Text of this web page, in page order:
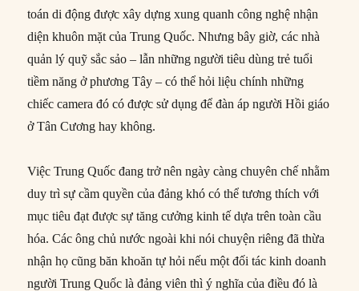
toán di động được xây dựng xung quanh công nghệ nhận
diện khuôn mặt của Trung Quốc. Nhưng bây giờ, các nhà
quản lý quỹ sắc sảo – lẫn những người tiêu dùng trẻ tuổi
tiềm năng ở phương Tây – có thể hỏi liệu chính những
chiếc camera đó có được sử dụng để đàn áp người Hồi giáo
ở Tân Cương hay không.
Việc Trung Quốc đang trở nên ngày càng chuyên chế nhằm
duy trì sự cầm quyền của đảng khó có thể tương thích với
mục tiêu đạt được sự tăng cưởng kinh tế dựa trên toàn cầu
hóa. Các ông chủ nước ngoài khi nói chuyện riêng đã thừa
nhận họ cũng băn khoăn tự hỏi nếu một đối tác kinh doanh
người Trung Quốc là đảng viên thì ý nghĩa của điều đó là